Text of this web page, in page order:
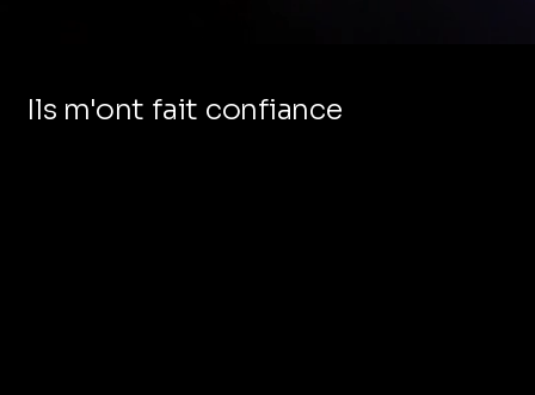
Ils m'ont fait confiance